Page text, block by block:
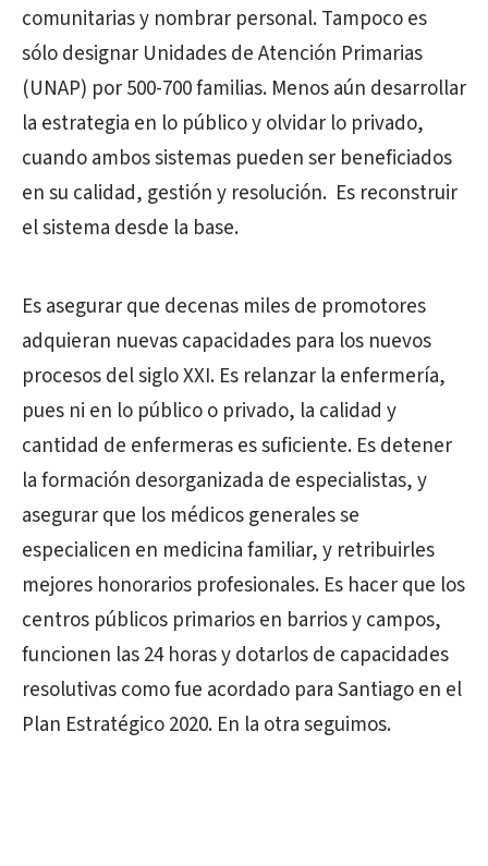
comunitarias y nombrar personal. Tampoco es
sólo designar Unidades de Atención Primarias
(UNAP) por 500-700 familias. Menos aún desarrollar
la estrategia en lo público y olvidar lo privado,
cuando ambos sistemas pueden ser beneficiados
en su calidad, gestión y resolución. Es reconstruir
el sistema desde la base.
Es asegurar que decenas miles de promotores
adquieran nuevas capacidades para los nuevos
procesos del siglo XXI. Es relanzar la enfermería,
pues ni en lo público o privado, la calidad y
cantidad de enfermeras es suficiente. Es detener
la formación desorganizada de especialistas, y
asegurar que los médicos generales se
especialicen en medicina familiar, y retribuirles
mejores honorarios profesionales. Es hacer que los
centros públicos primarios en barrios y campos,
funcionen las 24 horas y dotarlos de capacidades
resolutivas como fue acordado para Santiago en el
Plan Estratégico 2020. En la otra seguimos.